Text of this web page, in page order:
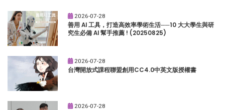
2026-07-28
善用 AI 工具，打造高效率學術生活──10 大大學生與研
究生必備 AI 幫手推薦 ! (20250825)
2026-07-28
台灣開放式課程聯盟創用CC4.0中英文版授權書
2026-07-28